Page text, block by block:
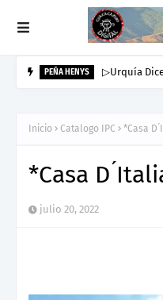
PEÑA HENYS ▷Urquía
Inicio Catalogo IPC *Casa D
*Casa D
julio 20, 2022